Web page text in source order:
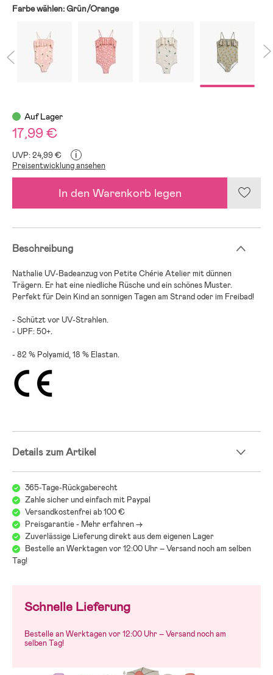
Farbe wählen:Grün/Orange
Auf Lager
17,99 €
UVP: 24,99 € i
Preisentwicklung ansehen
In den Warenkorb legen
Beschreibung
Nathalie UV-Badeanzug von Petite Chérie Atelier mit dünnen
Trägern. Er hat eine niedliche Rüsche und ein schönes Muster.
Perfekt für Dein Kind an sonnigen Tagen am Strand oder im Freibad!
- Schützt vor UV-Strahlen.
- UPF: 50+.
- 82 % Polyamid, 18 % Elastan.
Details zum Artikel
365-Tage-Rückgaberecht
Zahle sicher und einfach mit Paypal
Versandkostenfrei ab 100 €
Preisgarantie - Mehr erfahren ->
Zuverlässige Lieferung direkt aus dem eigenen Lager
Bestelle an Werktagen vor 12:00 Uhr – Versand noch am selben
Tag!
Schnelle Lieferung
Bestelle an Werktagen vor 12:00 Uhr – Versand noch am
selben Tag!